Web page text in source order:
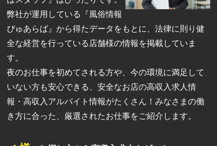
弊社が運用している『風俗情報
ぴゅあらば』から得たデータをもとに、法律に則り健
全な経営を行っている店舗様の情報を掲載していま
す。
夜のお仕事を初めてされる方や、今の環境に満足して
いない方も安心できる、安全なお店の高収入求人情
報・高収入アルバイト情報がたくさん！みなさまの働
き方に合った、厳選されたお仕事をご紹介します。